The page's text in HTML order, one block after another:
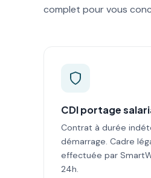
complet pour vous
CDI portage
Contrat à durée
démarrage. Cadre
effectuée par
24h.